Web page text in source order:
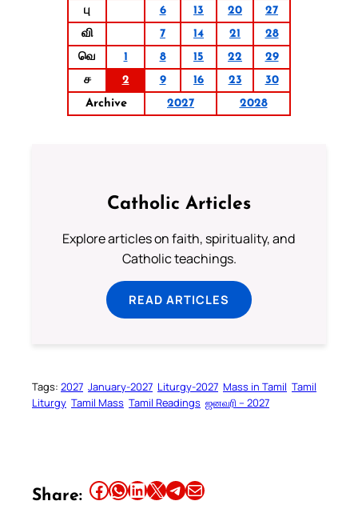
பு
6 13 20
27
வி
7 14 21
28
வெ
1 8 15 22
29
ச
2 9 16 23
30
Archive
2027 2028
Catholic Articles
Explore articles on faith, spirituality, and
Catholic teachings.
READ ARTICLES
Tags: 2027 January-2027 Liturgy-2027 Mass in Tamil Tamil
Liturgy Tamil Mass Tamil Readings ஜனவரி – 2027
Share: Share this article on Facebook Share this article on WhatsApp Share this article on LinkedIn Share this article on X Share this article on TelegramEmail this Article